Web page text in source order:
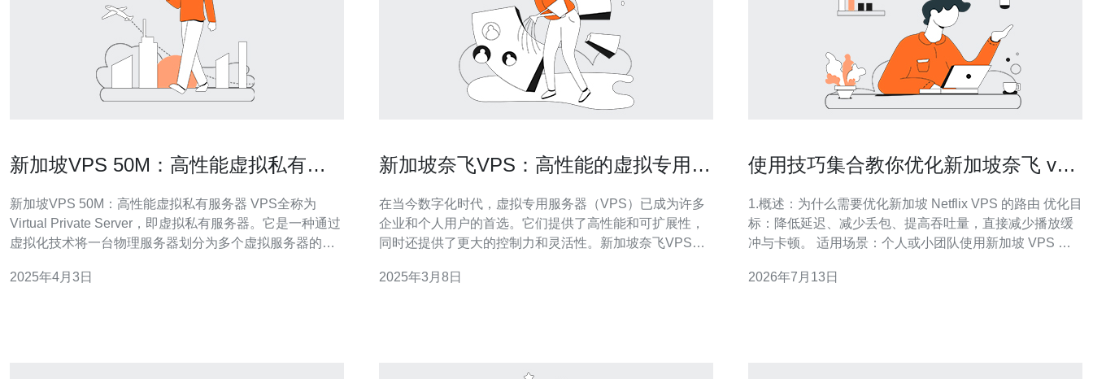
新加坡VPS 50M：高性能虚拟私有服
新加坡VPS 50M：高性能虚拟私有服务器 VPS全称为
Virtual Private Server，即虚拟私有服务器。它是一种通过
虚拟化技术将一台物理服务器划分为多个虚拟服务器的服
间、带宽和系统资源，可以像独立服务器一样运行。 新加
2025年4月3日
新加坡奈飞VPS：高性能的虚拟专用服
在当今数字化时代，虚拟专用服务器（VPS）已成为许多
企业和个人用户的首选。它们提供了高性能和可扩展性，
同时还提供了更大的控制力和灵活性。新加坡奈飞VPS是
势。 新加坡奈飞VPS以其卓越的性能而闻名。该服务器采
2025年3月8日
使用技巧集合教你优化新加坡奈飞 vps
1.概述：为什么需要优化新加坡 Netflix VPS 的路由 优化目
标：降低延迟、减少丢包、提高吞吐量，直接减少播放缓
冲与卡顿。 适用场景：个人或小团队使用新加坡 VPS 做
数、MTU 设置、DNS 响应与上游对等关系决定体验。 衡
2026年7月13日